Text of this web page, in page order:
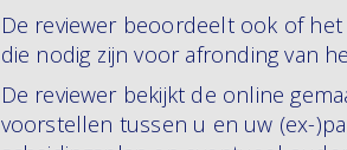
De reviewer beoordeelt ook of
die nodig zijn voor afronding van
De reviewer bekijkt de online
voorstellen tussen u en uw (ex-